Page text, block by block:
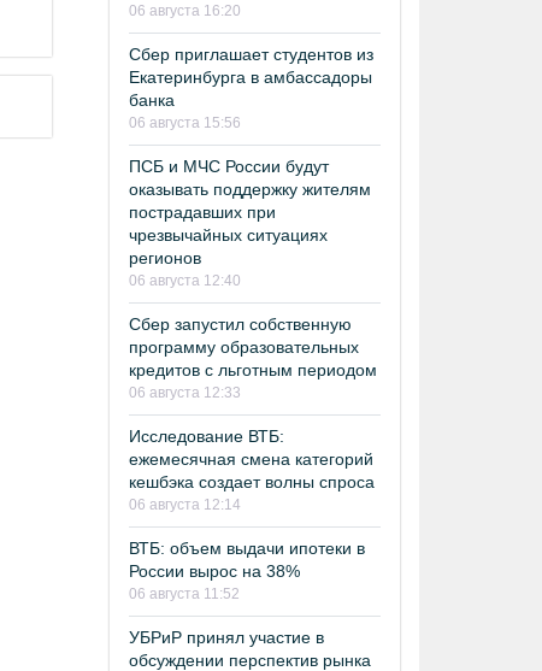
06 августа 16:20
Сбер приглашает студентов из
Екатеринбурга в амбассадоры
банка
06 августа 15:56
ПСБ и МЧС России будут
оказывать поддержку жителям
пострадавших при
чрезвычайных ситуациях
регионов
06 августа 12:40
Сбер запустил собственную
программу образовательных
кредитов с льготным периодом
06 августа 12:33
Исследование ВТБ:
ежемесячная смена категорий
кешбэка создает волны спроса
06 августа 12:14
ВТБ: объем выдачи ипотеки в
России вырос на 38%
06 августа 11:52
УБРиР принял участие в
обсуждении перспектив рынка